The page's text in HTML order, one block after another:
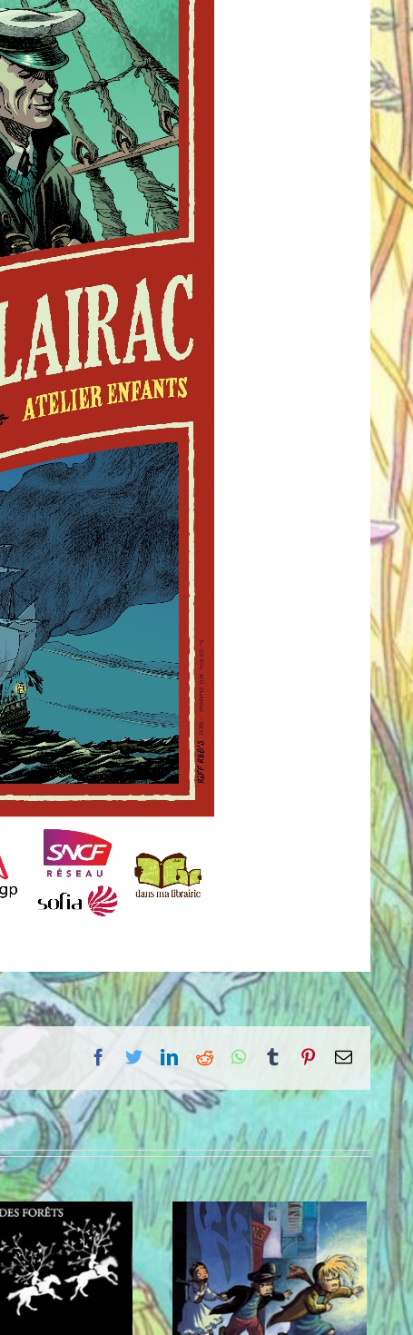
facebook
twitterlinkedin
redditwhatsapp
tumblr pinterestEmail
Expo Edith